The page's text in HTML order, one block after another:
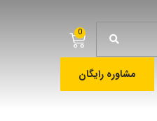
0
مشاوره رایگان